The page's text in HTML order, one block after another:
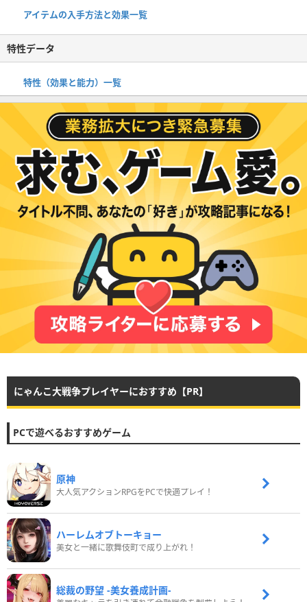
アイテムの入手方法と効果一覧
特性データ
特性（効果と能力）一覧
にゃんこ大戦争プレイヤーにおすすめ【PR】
PCで遊べるおすすめゲーム
原神
大人気アクションRPGをPCで快適プレイ！
ハーレムオブトーキョー
美女と一緒に歌舞伎町で成り上がれ！
総裁の野望 -美女養成計画-